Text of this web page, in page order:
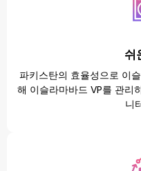
쉬
파키스탄의 효율성으로 이
해 이슬라마바드 VP를 관리
니